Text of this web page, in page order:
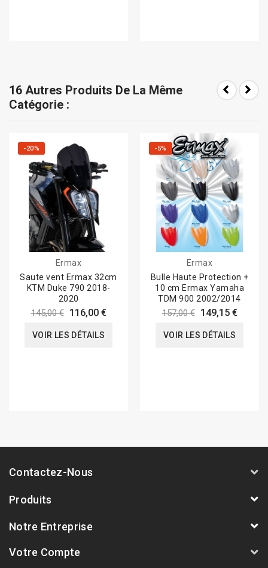
16 Autres Produits De La Même
Catégorie :
-20%
Ermax
Saute vent Ermax 32cm
KTM Duke 790 2018-
2020
145,00 € 116,00 €
VOIR LES DÉTAILS
-5%
Ermax
Bulle Haute Protection +
10 cm Ermax Yamaha
TDM 900 2002/2014
157,00 € 149,15 €
VOIR LES DÉTAILS
Contactez-Nous
Produits
Notre Entreprise
Votre Compte